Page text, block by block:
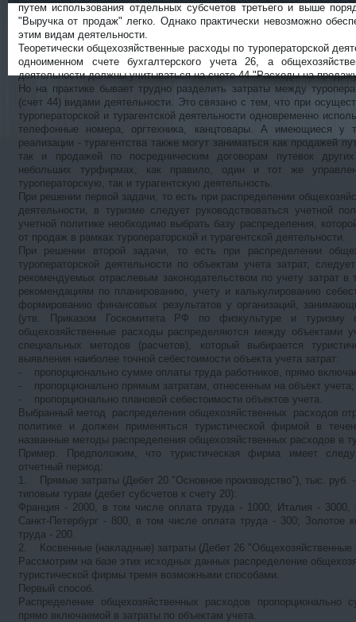
путем использования отдельных субсчетов третьего и выше
"Выручка от продаж" легко. Однако практически невозможно
этим видам деятельности.
Теоретически общехозяйственные расходы по туроператорской
одноименном счете бухгалтерского учета 26, а
деятельности должны учитываться на счете 44 "Расходы на
Но на практике бывает трудно разделить затраты между
(счет 44) видами деятельности. Это связано с тем, что при
туроператорской и турагентской деятельности одновременно
телефонные номера, оргтехника, канцтовары. А имеющиеся у
реализации - турагентства также могут заниматься как продажей
так и продажей по посредническим договорам путевок
небольших турфирмах, как правило, один и тот же
туроператорскую, так и турагентскую деятельность.
При решении первой задачи, то есть при распределении
деятельности, в туризме следует руководствоваться учетной
учетной политике необходимо выбрать базу распределения,
от продаж в рамках туроператорской и турагентской деятельности.
При решении второй задачи, то есть при распределении
туроператорской деятельности по объектам учета затрат,
рекомендуемых отраслевым законодательством по учету затрат
рекомендациям по планированию, учету и калькулированию
формированию финансовых результатов у организаций,
(утв. Приказом Госкомитета РФ по физкультуре и
общехозяйственные расходы распределяются между объектами
специальных методов (расчетов), который выбирается
выявления наиболее точной себестоимости объекта учета затрат:
- пропорционально сумме оплаты труда работников, прямо
- пропорционально прямым затратам, отнесенным на объект учета;
- пропорционально плановой себестоимости объектов учета.
Выбранный метод распределения общехозяйственных расходов
политике и должен применяться туристической фирмой в
названные методы распределения общехозяйственных расходов в
Пример. Предположим, что туристическая фирма имеет
отчетный период:
1. Прямые затраты (Дебет 20 "Основное производство"), тыс. руб.
типовым турам (дебет субсчетов к счету 20):
Франция - 2000, в том числе оплата труда - 1000; Италия -
Санкт-Петербург - 800, в том числе оплата труда - 300; Золотое
труда - 200.
2. Косвенные (накладные) затраты (Дебет 26 "Общехозяйственные
Рассмотрим на базе этих исходных данных распределение
туристической фирмы тремя возможными способами.
Первый способ.
Распределение общехозяйственных расходов пропорционально
прямо включаемой в затраты по объектам учета.